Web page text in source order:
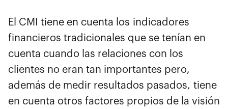
El CMI tiene en cuenta los indicadores
financieros tradicionales que se tenían en
cuenta cuando las relaciones con los
clientes no eran tan importantes pero,
además de medir resultados pasados, tiene
en cuenta otros factores propios de la visión